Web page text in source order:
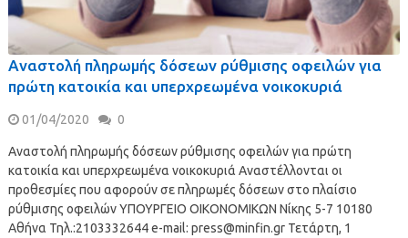
Αναστολή πληρωμής δόσεων ρύθμισης οφειλών για
πρώτη κατοικία και υπερχρεωμένα νοικοκυριά
01/04/2020 0
Αναστολή πληρωμής δόσεων ρύθμισης οφειλών για πρώτη
κατοικία και υπερχρεωμένα νοικοκυριά Αναστέλλονται οι
προθεσμίες που αφορούν σε πληρωμές δόσεων στο πλαίσιο
ρύθμισης οφειλών ΥΠΟΥΡΓΕΙΟ ΟΙΚΟΝΟΜΙΚΩΝ Νίκης 5-7 10180
Αθήνα Τηλ.:2103332644 e-mail: press@minfin.grΤετάρτη, 1